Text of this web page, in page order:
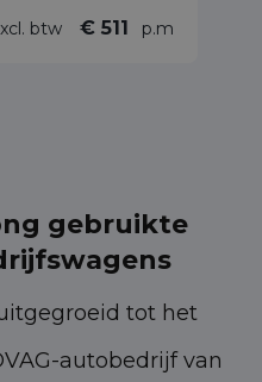
btw € 511 p.m
gebruikte
tot het
autobedrijf van